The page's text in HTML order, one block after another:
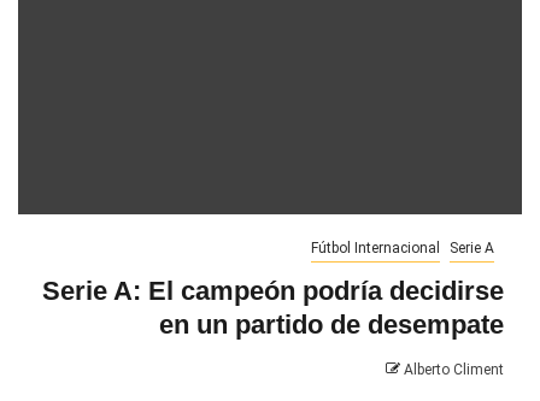
Fútbol Internacional Serie A
Serie A: El campeón podría decidirse
en un partido de desempate
Alberto Climent